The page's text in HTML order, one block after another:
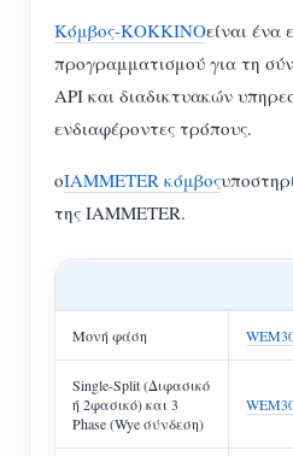
συστήματος
Παρακολούθηση
Οικιακός
Πόροι
Γρήγορη εκκίνηση
Εκπαιδευτικό βίντεο
Blogs
Κοινότητα
Εξερευνώ
Πρόγραμμα
Επικοινωνία
Σχετικά με εμάς
Κόμβος-ΚΟΚΚΙΝΟείναι ένα
προγραμματισμού για τη
API και διαδικτυακών
ενδιαφέροντες τρόπους.
οIAMMETER κόμβος
της IAMMETER.
Μονή φάση
Single-Split (Διφασικό
ή 2φασικό) και 3
Phase (Wye σύνδεση)